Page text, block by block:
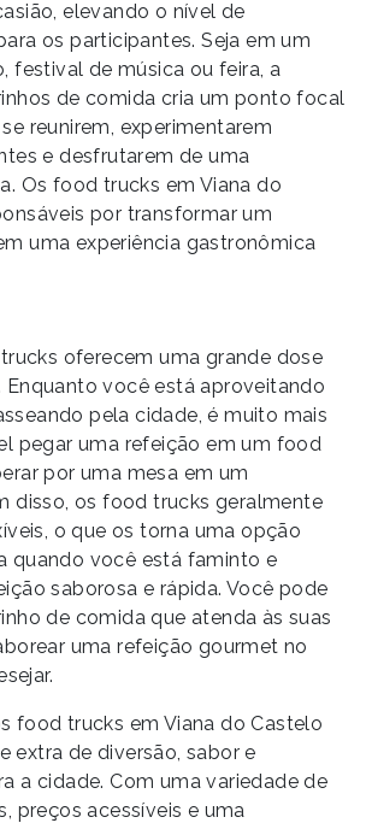
elevando o nível de
os participantes. Seja em um
festival de música ou feira, a
de comida cria um ponto focal
reunirem, experimentarem
e desfrutarem de uma
Os food trucks em Viana do
​​por transformar um
uma experiência gastronômica
oferecem uma grande dose
Enquanto você está aproveitando
pela cidade, é muito mais
pegar uma refeição em um food
por uma mesa em um
disso, os food trucks geralmente
o que os torna uma opção
quando você está faminto e
saborosa e rápida. Você pode
de comida que atenda às suas
uma refeição gourmet no
food trucks em Viana do Castelo
extra de diversão, sabor e
a cidade. Com uma variedade de
preços acessíveis e uma